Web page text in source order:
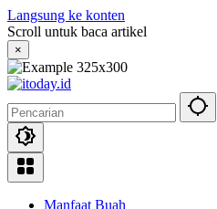
Langsung ke konten
Scroll untuk baca artikel
×
Manfaat Buah